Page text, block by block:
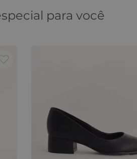
para você